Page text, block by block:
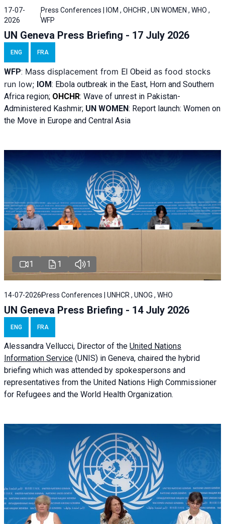
17-07-
2026
Press Conferences | IOM , OHCHR , UN WOMEN , WHO ,
WFP
UN Geneva Press Briefing - 17 July 2026
ENG FRA
WFP: Mass displacement from El Obeid as food stocks
run low; IOM: Ebola outbreak in the East, Horn and Southern
Africa region; OHCHR: Wave of unrest in Pakistan-
Administered Kashmir; UN WOMEN: Report launch: Women on
the Move in Europe and Central Asia
1 1 1
14-07-2026 Press Conferences | UNHCR , UNOG , WHO
UN Geneva Press Briefing - 14 July 2026
ENG FRA
Alessandra Vellucci, Director of the United Nations
Information Service (UNIS) in Geneva, chaired the hybrid
briefing which was attended by spokespersons and
representatives from the United Nations High Commissioner
for Refugees and the World Health Organization.